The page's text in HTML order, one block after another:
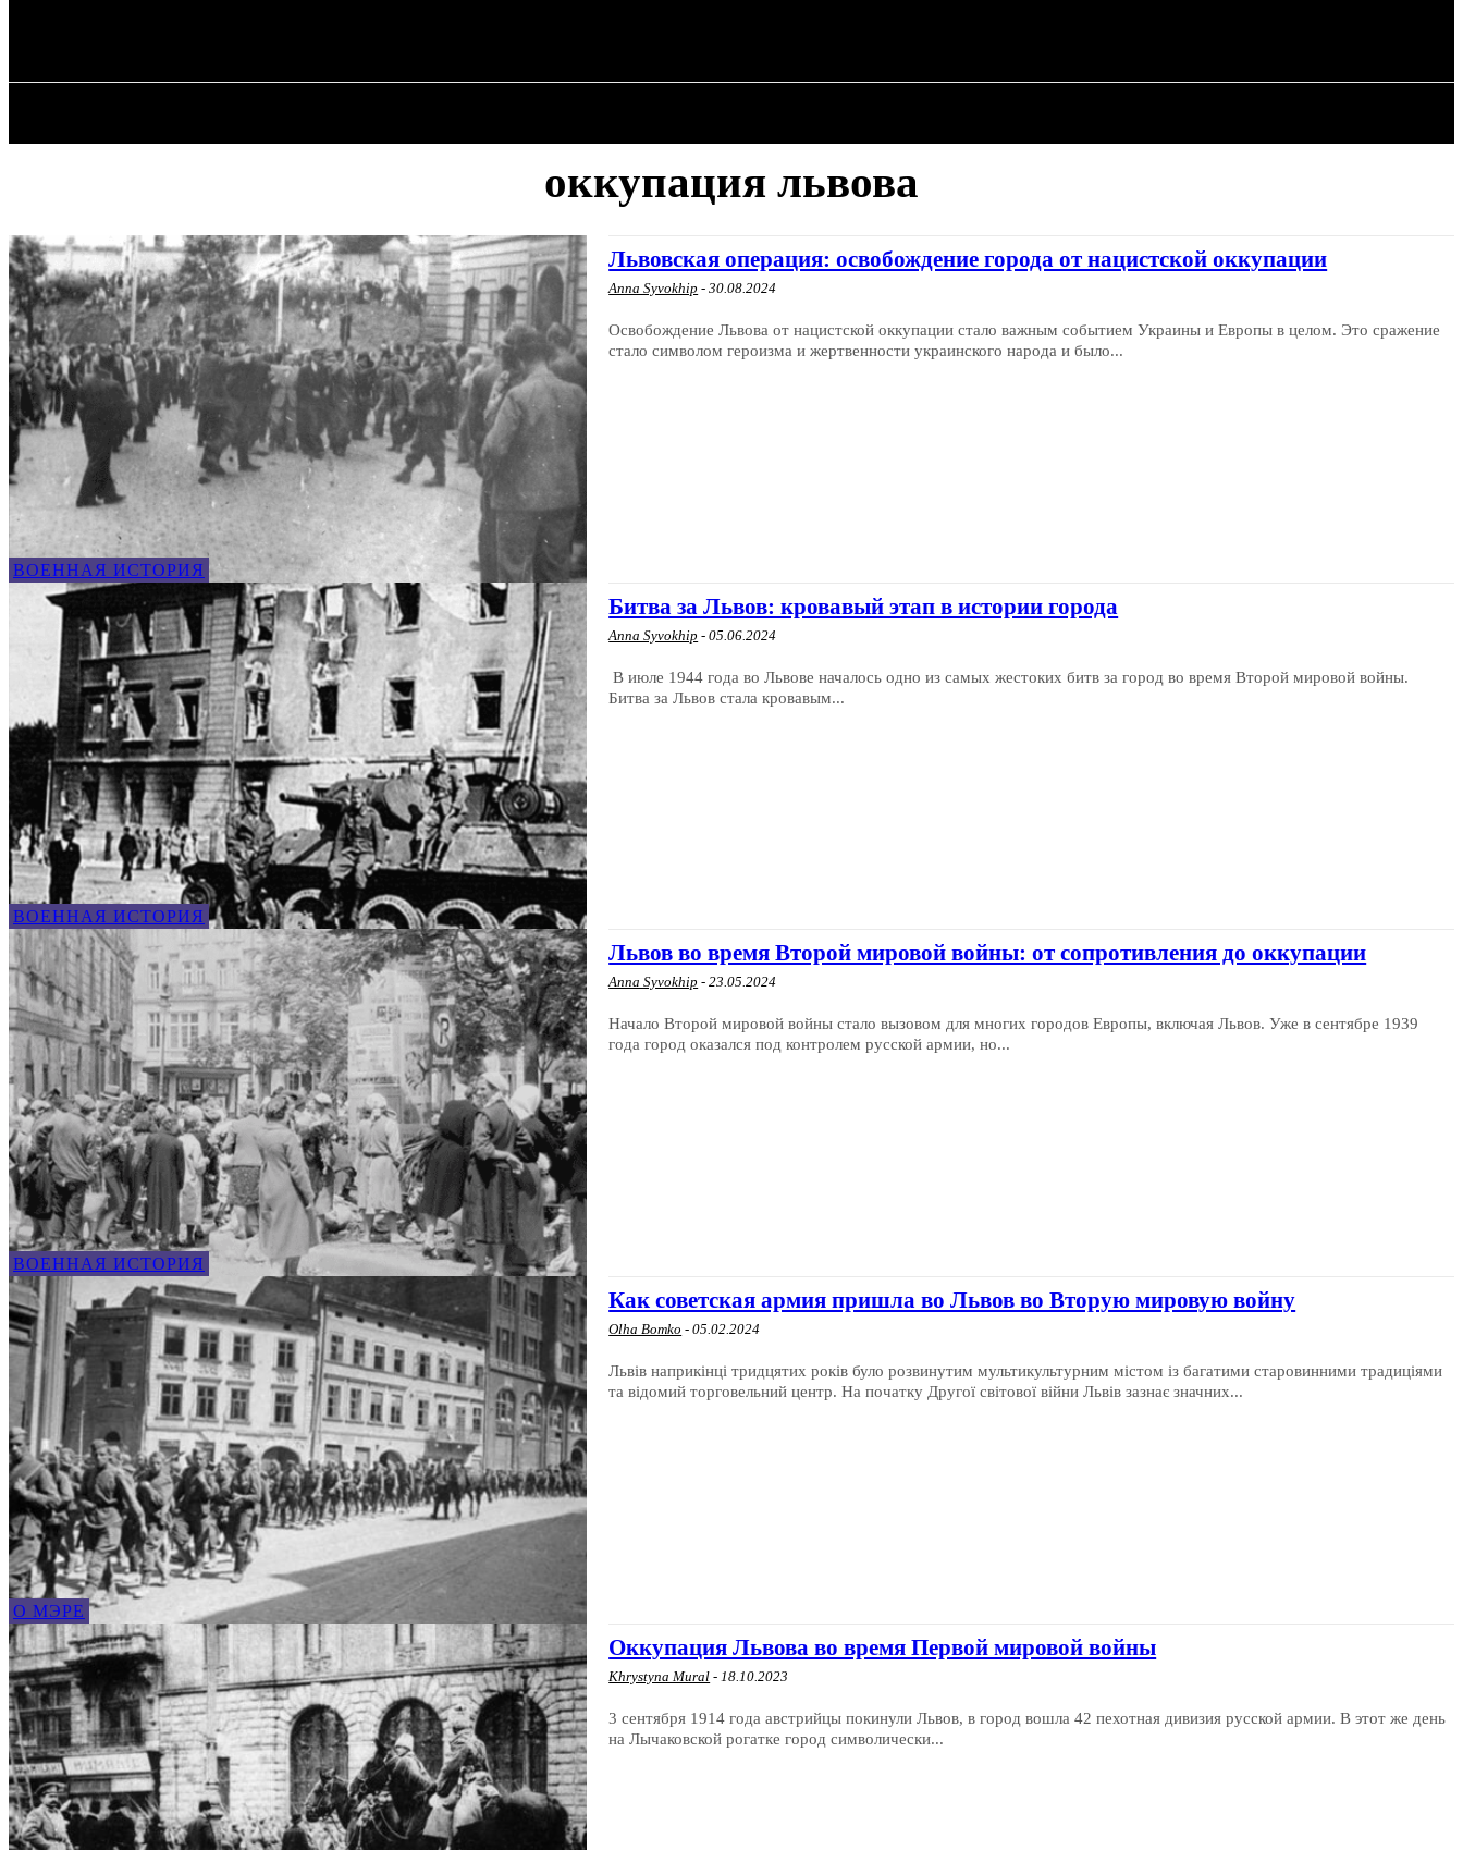
оккупация львова
ВОЕННАЯ ИСТОРИЯ
Львовская операция: освобождение города от нацистской оккупации
Anna Syvokhip - 30.08.2024
Освобождение Львова от нацистской оккупации стало важным событием Украины и Европы в целом. Это сражение
стало символом героизма и жертвенности украинского народа и было...
ВОЕННАЯ ИСТОРИЯ
Битва за Львов: кровавый этап в истории города
Anna Syvokhip - 05.06.2024
В июле 1944 года во Львове началось одно из самых жестоких битв за город во время Второй мировой войны.
Битва за Львов стала кровавым...
ВОЕННАЯ ИСТОРИЯ
Львов во время Второй мировой войны: от сопротивления до оккупации
Anna Syvokhip - 23.05.2024
Начало Второй мировой войны стало вызовом для многих городов Европы, включая Львов. Уже в сентябре 1939
года город оказался под контролем русской армии, но...
О МЭРЕ
Как советская армия пришла во Львов во Вторую мировую войну
Olha Bomko - 05.02.2024
Львів наприкінці тридцятих років було розвинутим мультикультурним містом із багатими старовинними традиціями
та відомий торговельний центр. На початку Другої світової війни Львів зазнає значних...
Оккупация Львова во время Первой мировой войны
Khrystyna Mural - 18.10.2023
3 сентября 1914 года австрийцы покинули Львов, в город вошла 42 пехотная дивизия русской армии. В этот же день
на Лычаковской рогатке город символически...